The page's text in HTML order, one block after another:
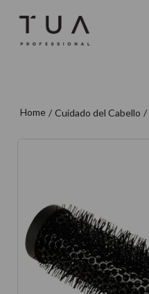
Cuidado del Cabello